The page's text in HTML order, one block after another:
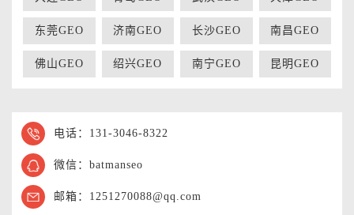
东莞GEO 济南GEO 长沙GEO 南昌GEO
佛山GEO 绍兴GEO 南宁GEO 昆明GEO
电话：131-3046-8322
微信：batmanseo
邮箱：1251270088@qq.com